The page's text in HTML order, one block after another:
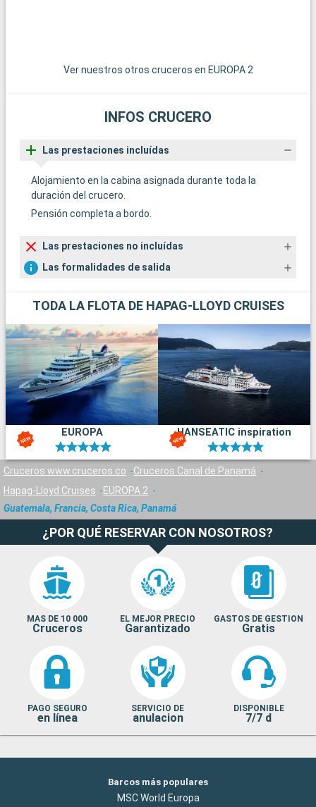
Ver nuestros otros cruceros en EUROPA 2
INFOS CRUCERO
Las prestaciones incluídas
Alojamiento en la cabina asignada durante toda la
duración del crucero.
Pensión completa a bordo.
Las prestaciones no incluídas
Las formalidades de salida
TODA LA FLOTA DE HAPAG-LLOYD CRUISES
EUROPA HANSEATIC inspiration
Cruceros www.cruceros.co
Cruceros Canal de Panamá
Hapag-Lloyd Cruises
EUROPA 2
Guatemala, Francia, Costa Rica, Panamá
¿POR QUÉ RESERVAR CON NOSOTROS?
MAS DE 10 000
Cruceros
EL MEJOR PRECIO
Garantizado
GASTOS DE GESTION
Gratis
PAGO SEGURO
en línea
SERVICIO DE
anulacion
DISPONIBLE
7/7 d
Barcos más populares
MSC World Europa